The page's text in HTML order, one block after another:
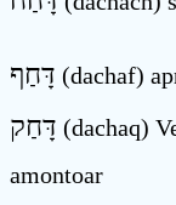
דָּחַף (dachaf)
דָּחַק (dachaq)
amontoar